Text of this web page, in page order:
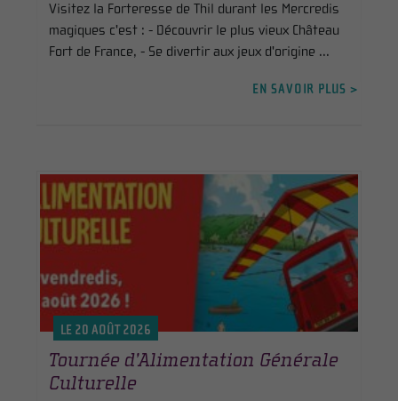
Visitez la Forteresse de Thil durant les Mercredis
magiques c'est : - Découvrir le plus vieux Château
Fort de France, - Se divertir aux jeux d'origine ...
EN SAVOIR PLUS >
LE 20 AOÛT 2026
Tournée d’Alimentation Générale
Culturelle